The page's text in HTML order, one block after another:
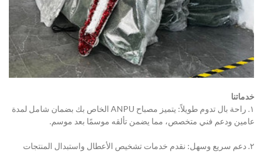
خدماتنا
١. راحة بال تدوم طويلاً: يتميز مصباح ANPU الخاص بك بضمان شامل لمدة
عامين ودعم فني متخصص، مما يضمن تألقه موسمًا بعد موسم.
٢. دعم سريع وسهل: نقدم خدمات تشخيص الأعطال واستبدال المنتجات